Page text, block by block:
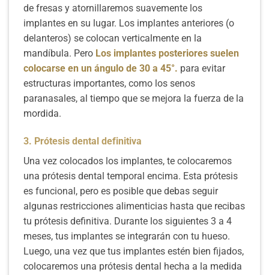
de fresas y atornillaremos suavemente los
implantes en su lugar. Los implantes anteriores (o
delanteros) se colocan verticalmente en la
mandíbula. Pero Los implantes posteriores suelen
colocarse en un ángulo de 30 a 45°. para evitar
estructuras importantes, como los senos
paranasales, al tiempo que se mejora la fuerza de la
mordida.
3. Prótesis dental definitiva
Una vez colocados los implantes, te colocaremos
una prótesis dental temporal encima. Esta prótesis
es funcional, pero es posible que debas seguir
algunas restricciones alimenticias hasta que recibas
tu prótesis definitiva. Durante los siguientes 3 a 4
meses, tus implantes se integrarán con tu hueso.
Luego, una vez que tus implantes estén bien fijados,
colocaremos una prótesis dental hecha a la medida